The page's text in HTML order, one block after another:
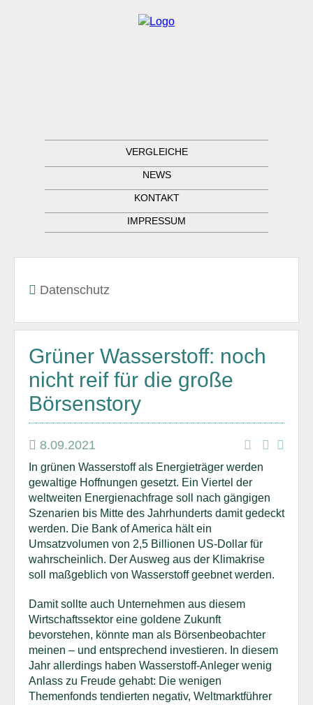
VERGLEICHE
NEWS
KONTAKT
IMPRESSUM
Datenschutz
Grüner Wasserstoff: noch
nicht reif für die große
Börsenstory
8.09.2021
In grünen Wasserstoff als Energieträger werden
gewaltige Hoffnungen gesetzt. Ein Viertel der
weltweiten Energienachfrage soll nach gängigen
Szenarien bis Mitte des Jahrhunderts damit gedeckt
werden. Die Bank of America hält ein
Umsatzvolumen von 2,5 Billionen US-Dollar für
wahrscheinlich. Der Ausweg aus der Klimakrise
soll maßgeblich von Wasserstoff geebnet werden.
Damit sollte auch Unternehmen aus diesem
Wirtschaftssektor eine goldene Zukunft
bevorstehen, könnte man als Börsenbeobachter
meinen – und entsprechend investieren. In diesem
Jahr allerdings haben Wasserstoff-Anleger wenig
Anlass zu Freude gehabt: Die wenigen
Themenfonds tendierten negativ, Weltmarktführer